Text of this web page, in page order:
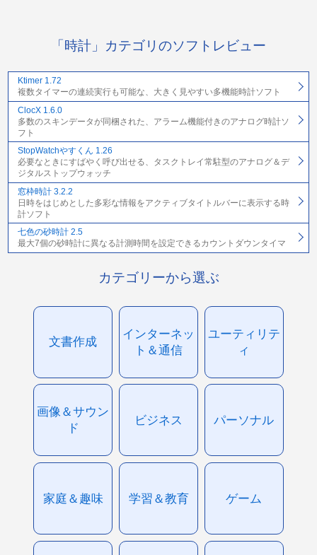
「時計」カテゴリのソフトレビュー
Ktimer 1.72
複数タイマーの連続実行も可能な、大きく見やすい多機能時計ソフト
ClocX 1.6.0
多数のスキンデータが同梱された、アラーム機能付きのアナログ時計ソ
フト
StopWatchやすくん 1.26
必要なときにすばやく呼び出せる、タスクトレイ常駐型のアナログ＆デ
ジタルストップウォッチ
窓枠時計 3.2.2
日時をはじめとした多彩な情報をアクティブタイトルバーに表示する時
計ソフト
七色の砂時計 2.5
最大7個の砂時計に異なる計測時間を設定できるカウントダウンタイマ
カテゴリーから選ぶ
文書作成
インターネッ
ト＆通信
ユーティリテ
ィ
画像＆サウン
ド
ビジネス パーソナル
家庭＆趣味 学習＆教育 ゲーム